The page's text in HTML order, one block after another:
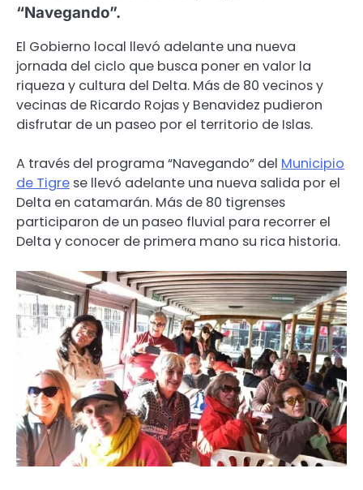
“Navegando”.
El Gobierno local llevó adelante una nueva
jornada del ciclo que busca poner en valor la
riqueza y cultura del Delta. Más de 80 vecinos y
vecinas de Ricardo Rojas y Benavidez pudieron
disfrutar de un paseo por el territorio de Islas.
A través del programa “Navegando” del Municipio
de Tigre se llevó adelante una nueva salida por el
Delta en catamarán. Más de 80 tigrenses
participaron de un paseo fluvial para recorrer el
Delta y conocer de primera mano su rica historia.